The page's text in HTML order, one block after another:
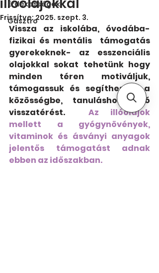
Érdekességek
Gasztro
Frissítve:2025. szept. 3.
Vissza az iskolába, óvodába-
fizikai és mentális  támogatás
gyerekeknek- az esszenciális
olajokkal sokat tehetünk hogy
minden téren motiváljuk,
támogassuk és segíthessük a
közösségbe, tanuláshoz való
visszatérést.
Az illóolajok
mellett a gyógynövények,
vitaminok és ásványi anyagok
jelentős támogatást adnak
ebben az időszakban.